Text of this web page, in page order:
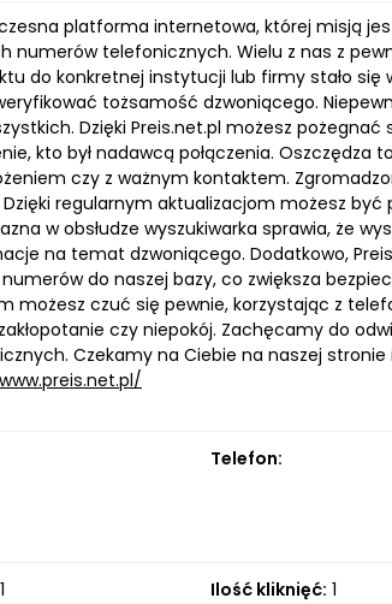
platforma internetowa, której misją
numerów telefonicznych. Wielu z nas z
do konkretnej instytucji lub firmy stało
tożsamość dzwoniącego.
Dzięki Preis.net.pl możesz
kto był nadawcą połączenia.
czy z ważnym kontaktem.
regularnym aktualizacjom możesz
w obsłudze wyszukiwarka sprawia, że
na temat dzwoniącego. Dodatkowo,
do naszej bazy, co zwiększa
możesz czuć się pewnie, korzystając z
czy niepokój. Zachęcamy do
Czekamy na Ciebie na naszej
Telefon:
Ilość kliknięć: 1